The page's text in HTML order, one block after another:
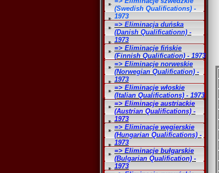
(Swedish Qualifications) -
1973
=> Eliminacja duńska
(Danish Qualificationn) -
1973
=> Eliminacje fińskie
(Finnish Qualification) - 1973
=> Eliminacje norweskie
(Norwegian Qualification) -
1973
=> Eliminacje włoskie
(Italian Qualifications) - 1973
=> Eliminacje austriackie
(Austrian Qualifications) -
1973
=> Eliminacje węgierskie
(Hungarian Qualifications) -
1973
=> Eliminacje bułgarskie
(Bulgarian Qualification) -
1973